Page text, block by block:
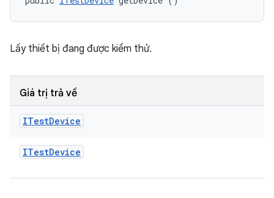
Lấy thiết bị đang được kiểm thử.
Giá trị trả về
ITestDevice
ITestDevice